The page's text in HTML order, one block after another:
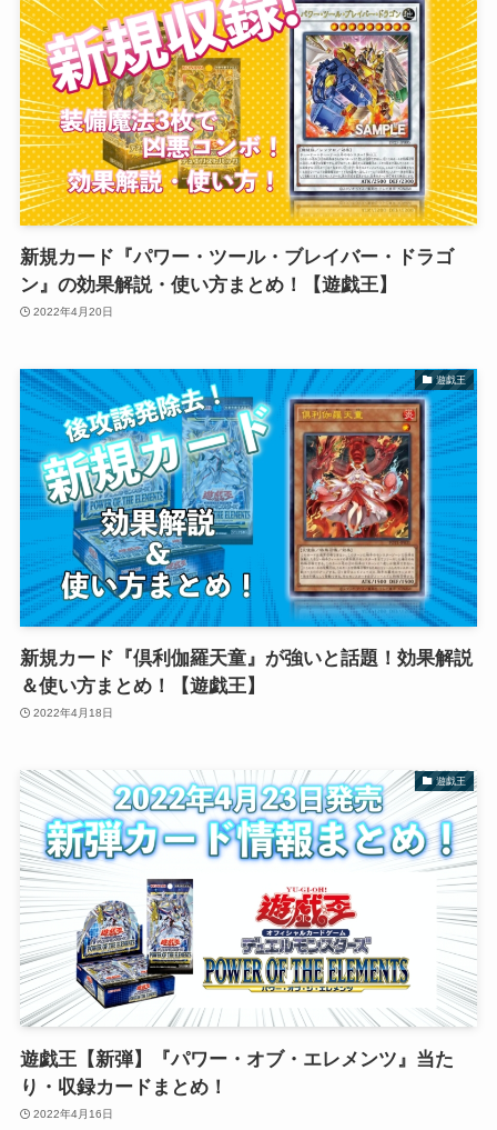
新規カード『パワー・ツール・ブレイバー・ドラゴ
ン』の効果解説・使い方まとめ！【遊戯王】
2022年4月20日
遊戯王
新規カード『倶利伽羅天童』が強いと話題！効果解説
＆使い方まとめ！【遊戯王】
2022年4月18日
遊戯王
遊戯王【新弾】『パワー・オブ・エレメンツ』当た
り・収録カードまとめ！
2022年4月16日